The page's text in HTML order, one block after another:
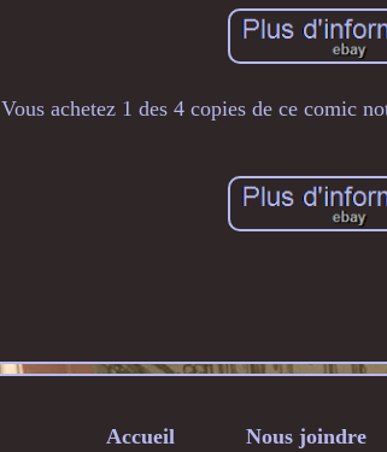
Vous achetez 1 des 4 copies de ce comic
Accueil Nous joindre